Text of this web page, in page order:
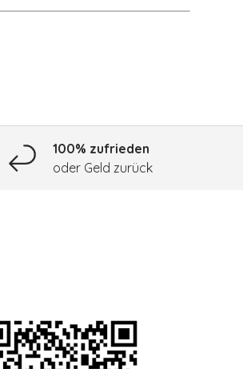
100% zufrieden
oder Geld zurück